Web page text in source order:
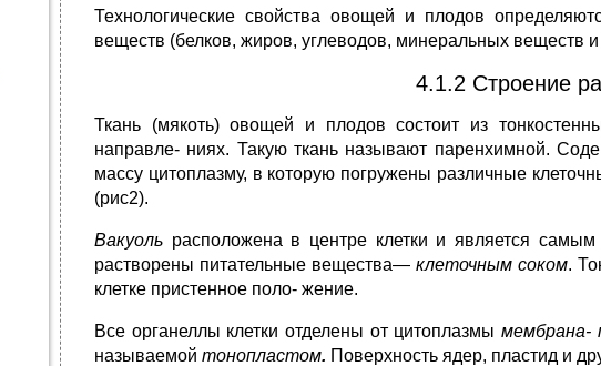
Технологические свойства овощей и плодов
веществ (белков, жиров, углеводов, минеральных веществ
4.1.2 Строение
Ткань (мякоть) овощей и плодов состоит из
направле- ниях. Такую ткань называют паренхимной.
массу цитоплазму, в которую погружены различные
(рис2).
Вакуоль расположена в центре клетки и является
растворены питательные вещества— клеточным соком.
клетке пристенное поло- жение.
Все органеллы клетки отделены от цитоплазмы мембрана-
называемой тонопластом. Поверхность ядер, пластид и